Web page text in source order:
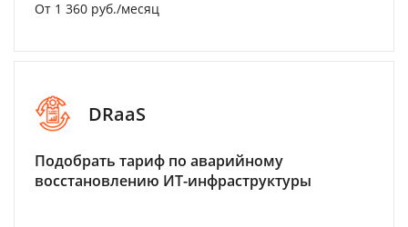
От 1 360 руб./месяц
DRaaS
Подобрать тариф по аварийному
восстановлению ИТ-инфраструктуры